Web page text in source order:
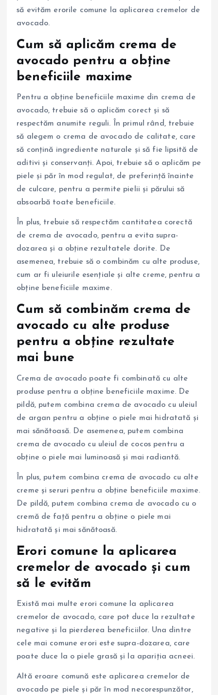
să evităm erorile comune la aplicarea cremelor de
avocado.
Cum să aplicăm crema de
avocado pentru a obține
beneficiile maxime
Pentru a obține beneficiile maxime din crema de
avocado, trebuie să o aplicăm corect și să
respectăm anumite reguli. În primul rând, trebuie
să alegem o crema de avocado de calitate, care
să conțină ingrediente naturale și să fie lipsită de
aditivi și conservanți. Apoi, trebuie să o aplicăm pe
piele și păr în mod regulat, de preferință înainte
de culcare, pentru a permite pielii și părului să
absoarbă toate beneficiile.
În plus, trebuie să respectăm cantitatea corectă
de crema de avocado, pentru a evita supra-
dozarea și a obține rezultatele dorite. De
asemenea, trebuie să o combinăm cu alte produse,
cum ar fi uleiurile esențiale și alte creme, pentru a
obține beneficiile maxime.
Cum să combinăm crema de
avocado cu alte produse
pentru a obține rezultate
mai bune
Crema de avocado poate fi combinată cu alte
produse pentru a obține beneficiile maxime. De
pildă, putem combina crema de avocado cu uleiul
de argan pentru a obține o piele mai hidratată și
mai sănătoasă. De asemenea, putem combina
crema de avocado cu uleiul de cocos pentru a
obține o piele mai luminoasă și mai radiantă.
În plus, putem combina crema de avocado cu alte
creme și seruri pentru a obține beneficiile maxime.
De pildă, putem combina crema de avocado cu o
cremă de față pentru a obține o piele mai
hidratată și mai sănătoasă.
Erori comune la aplicarea
cremelor de avocado și cum
să le evităm
Există mai multe erori comune la aplicarea
cremelor de avocado, care pot duce la rezultate
negative și la pierderea beneficiilor. Una dintre
cele mai comune erori este supra-dozarea, care
poate duce la o piele grasă și la apariția acneei.
Altă eroare comună este aplicarea cremelor de
avocado pe piele și păr în mod necorespunzător,